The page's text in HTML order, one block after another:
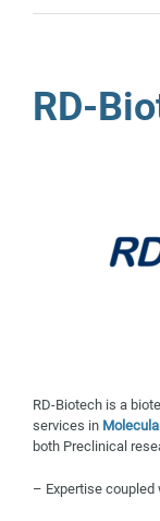
RD-
RD-Biotech is a
services in
both Preclinical
– Expertise coupled